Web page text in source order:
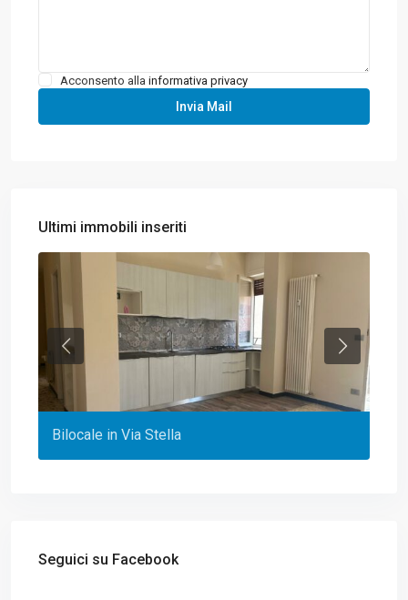
Acconsento alla informativa privacy
Ultimi immobili inseriti
Bilocale in Via Stella
Previous Previous
Seguici su Facebook